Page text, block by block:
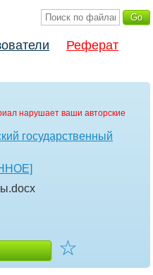
Реферат
нарушает ваши авторские
государственный
.docx
☆